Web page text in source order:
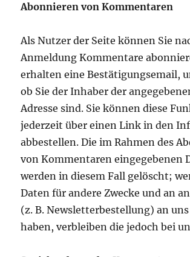
Abonnieren von Kommentaren
Als Nutzer der Seite können Sie
Anmeldung Kommentare
erhalten eine Bestätigungsemail,
ob Sie der Inhaber der
Adresse sind. Sie können diese
jederzeit über einen Link in den
abbestellen. Die im Rahmen des
von Kommentaren eingegebenen
werden in diesem Fall gelöscht;
Daten für andere Zwecke und an
(z. B. Newsletterbestellung) an
haben, verbleiben die jedoch bei